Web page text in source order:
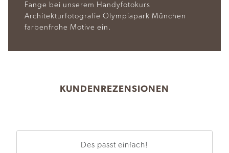
Fange bei unserem Handyfotokurs
Architekturfotografie Olympiapark München
farbenfrohe Motive ein.
u
s
KUNDENREZENSIONEN
Des passt einfach!